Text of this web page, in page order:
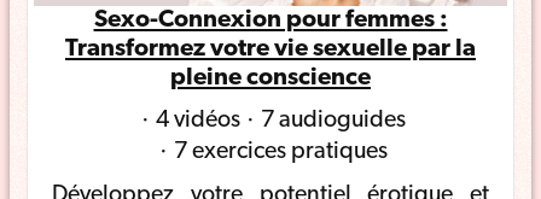
Sexo-Connexion pour femmes :
Transformez votre vie sexuelle par la
pleine conscience
4 vidéos
7 audioguides
7 exercices pratiques